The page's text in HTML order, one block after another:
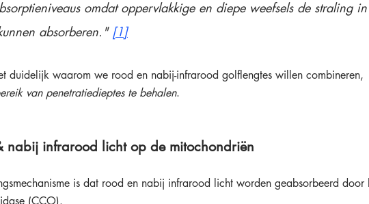
omdat oppervlakkige en diepe weefsels de straling in
absorberen." [1]
duidelijk waarom we rood en nabij-infrarood golflengtes willen combineren,
van penetratiedieptes te behalen.
nabij infrarood licht op de mitochondriën
is dat rood en nabij infrarood licht worden geabsorbeerd door